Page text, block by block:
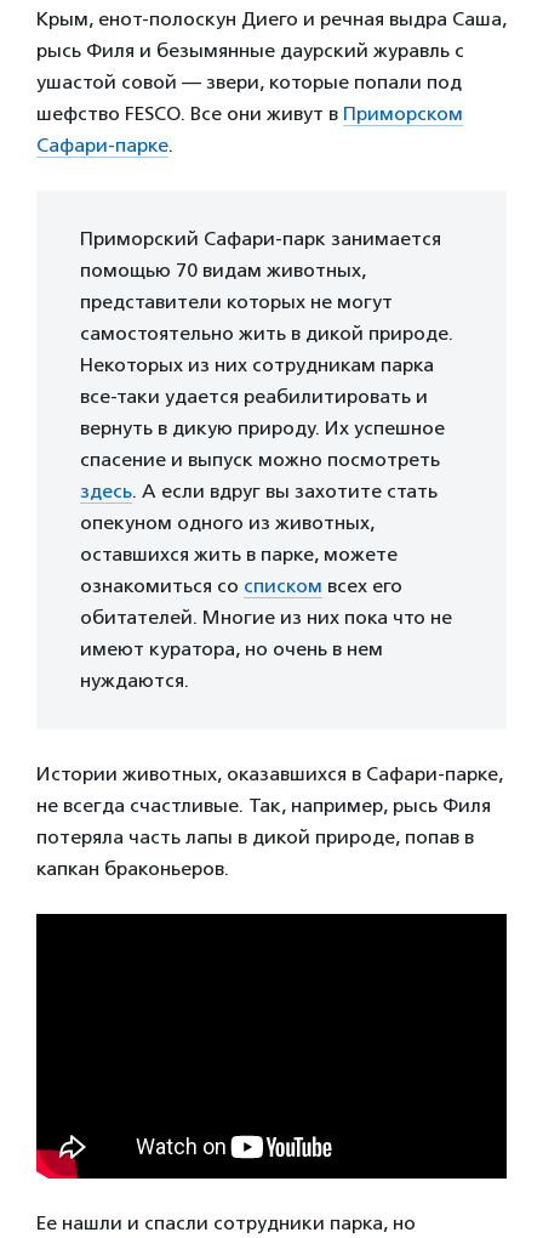
Крым, енот-полоскун Диего и речная выдра Саша,
рысь Филя и безымянные даурский журавль с
ушастой совой — звери, которые попали под
шефство FESCO. Все они живут в Приморском
Сафари-парке.
Приморский Сафари-парк занимается
помощью 70 видам животных,
представители которых не могут
самостоятельно жить в дикой природе.
Некоторых из них сотрудникам парка
все-таки удается реабилитировать и
вернуть в дикую природу. Их успешное
спасение и выпуск можно посмотреть
здесь. А если вдруг вы захотите стать
опекуном одного из животных,
оставшихся жить в парке, можете
ознакомиться со списком всех его
обитателей. Многие из них пока что не
имеют куратора, но очень в нем
нуждаются.
Истории животных, оказавшихся в Сафари-парке,
не всегда счастливые. Так, например, рысь Филя
потеряла часть лапы в дикой природе, попав в
капкан браконьеров.
Ее нашли и спасли сотрудники парка, но